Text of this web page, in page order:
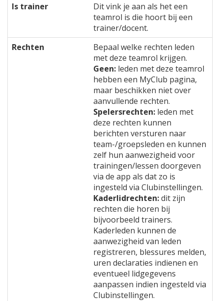
Is trainer
Dit vink je aan als het een
teamrol is die hoort bij een
trainer/docent.
Rechten
Bepaal welke rechten leden
met deze teamrol krijgen.
Geen: leden met deze teamrol
hebben een MyClub pagina,
maar beschikken niet over
aanvullende rechten.
Spelersrechten: leden met
deze rechten kunnen
berichten versturen naar
team-/groepsleden en kunnen
zelf hun aanwezigheid voor
trainingen/lessen doorgeven
via de app als dat zo is
ingesteld via Clubinstellingen.
Kaderlidrechten:dit zijn
rechten die horen bij
bijvoorbeeld trainers.
Kaderleden kunnen de
aanwezigheid van leden
registreren, blessures melden,
uren declaraties indienen en
eventueel lidgegevens
aanpassen indien ingesteld via
Clubinstellingen.